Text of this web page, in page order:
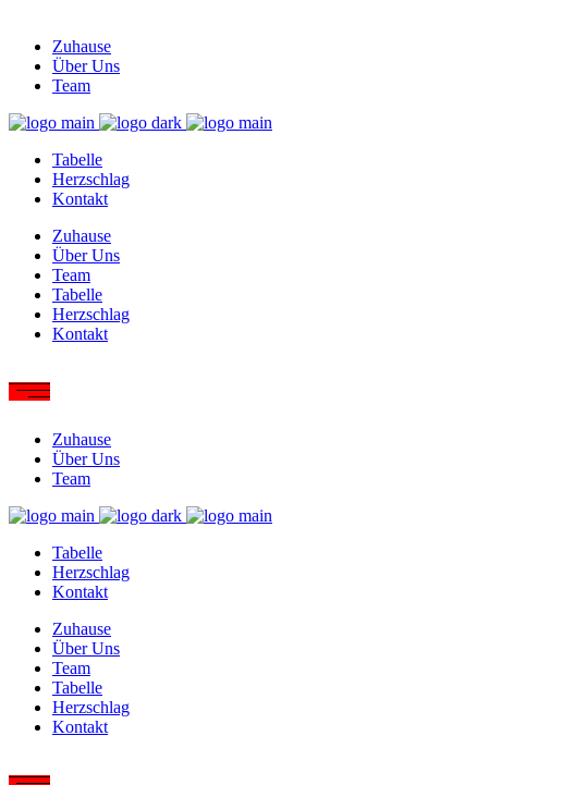
Zuhause
Über Uns
Team
Tabelle
Herzschlag
Kontakt
Zuhause
Über Uns
Team
Tabelle
Herzschlag
Kontakt
Zuhause
Über Uns
Team
Tabelle
Herzschlag
Kontakt
Zuhause
Über Uns
Team
Tabelle
Herzschlag
Kontakt